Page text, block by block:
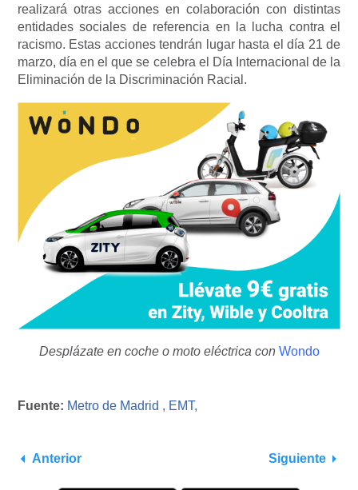
realizará otras acciones en colaboración con distintas
entidades sociales de referencia en la lucha contra el
racismo. Estas acciones tendrán lugar hasta el día 21 de
marzo, día en el que se celebra el Día Internacional de la
Eliminación de la Discriminación Racial.
Desplázate en coche o moto eléctrica con Wondo
Fuente: Metro de Madrid , EMT,
Anterior Siguiente